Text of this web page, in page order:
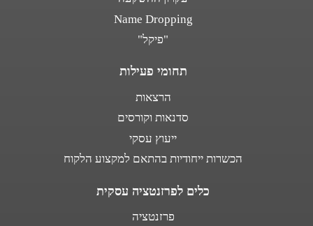
Name Dropping
"פיקל"
תחומי פעילות
הרצאות
סדנאות וקורסים
ייעוץ עסקי
הכשרות ייחודיות בהתאם למקצוע הלקוח
כלים לפרזנטציה עסקית
פרזנטציה